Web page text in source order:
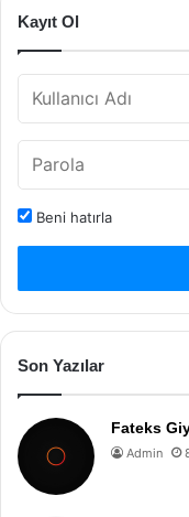
Kayıt Ol
Beni hatırla
Son Yazılar
Fateks
Admin